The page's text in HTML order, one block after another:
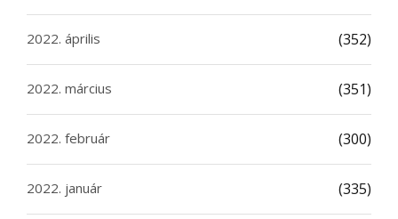
2022. április (352)
2022. március (351)
2022. február (300)
2022. január (335)